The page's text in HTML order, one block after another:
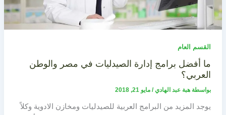
القسم العام
ما أفضل برامج إدارة الصيدليات في مصر والوطن
العربي؟
بواسطة هبة عبد الهادي/ مايو 21, 2018
يوجد المزيد من البرامج العربية للصيدليات ومخازن الادوية وكلاً